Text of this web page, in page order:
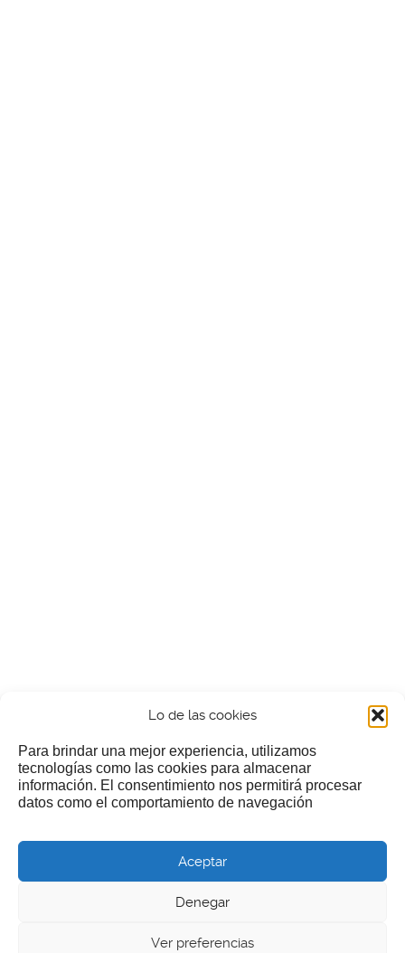
Lo de las cookies
Para brindar una mejor experiencia, utilizamos
tecnologías como las cookies para almacenar
información. El consentimiento nos permitirá procesar
datos como el comportamiento de navegación
Aceptar
Denegar
Ver preferencias
¿Nos invitas a un cafecillo?
Si te gusta nuestra web puedes echar limosna a estos